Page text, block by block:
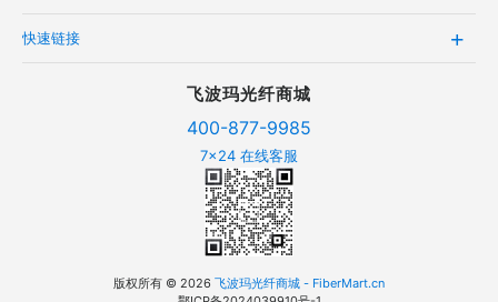
快速链接
飞波玛光纤商城
400-877-9985
7x24 在线客服
版权所有 © 2026 飞波玛光纤商城 - FiberMart.cn